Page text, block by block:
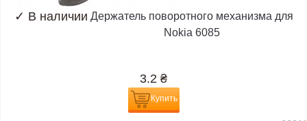
✓ В наличии Держатель поворотного механизма для
Nokia 6085
3.2 ₴
Купить